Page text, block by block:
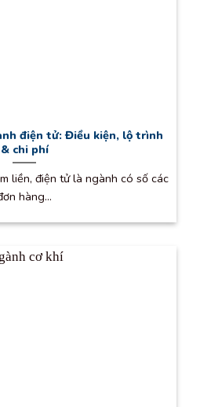
điện tử: Điều kiện, lộ trình
& chi phí
liền, điện tử là ngành có số các
hàng...